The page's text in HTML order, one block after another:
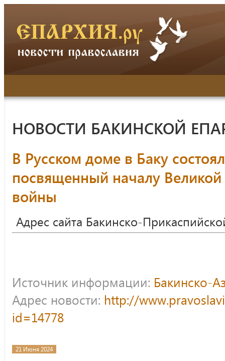
НОВОСТИ БАКИНСКОЙ
В Русском доме в Баку
посвященный началу Великой
войны
Адрес сайта Бакинско-
Источник информации: Бакинско-
Адрес новости: http://
id=14778
21 Июня 2024